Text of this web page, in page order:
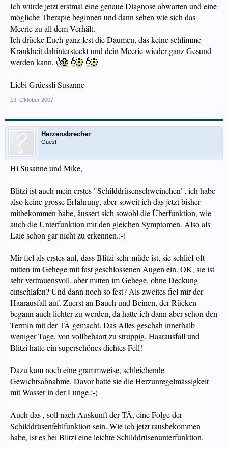
Ich würde jetzt erstmal eine genaue Diagnose abwarten und eine
mögliche Therapie beginnen und dann sehen wie sich das
Meerie zu all dem Verhält.
Ich drücke Euch ganz fest die Daumen, das keine schlimme
Krankheit dahintersteckt und dein Meerie wieder ganz Gesund
werden kann.
Liebi Grüessli Susanne
19. Oktober 2007
Herzensbrecher
Guest
Hi Susanne und Mike,
Blitzi ist auch mein erstes "Schilddrüsenschweinchen", ich habe
also keine grosse Erfahrung, aber soweit ich das jetzt bisher
mitbekommen habe, äussert sich sowohl die Überfunktion, wie
auch die Unterfunktion mit den gleichen Symptomen. Also als
Laie schon gar nicht zu erkennen.:-(
Mir fiel als erstes auf, dass Blitzi sehr müde ist, sie schlief oft
mitten im Gehege mit fast geschlossenen Augen ein. OK, sie ist
sehr vertrauensvoll, aber mitten im Gehege, ohne Deckung
einschlafen? Und dann noch so fest? Als zweites fiel mir der
Haarausfall auf. Zuerst an Bauch und Beinen, der Rücken
begann auch lichter zu werden, da hatte ich dann aber schon den
Termin mit der TÄ gemacht. Das Alles geschah innerhalb
weniger Tage, von vollbehaart zu struppig, Haarausfall und
Blitzi hatte ein superschönes dichtes Fell!
Dazu kam noch eine grammweise, schleichende
Gewichtsabnahme. Davor hatte sie die Herzunregelmässigkeit
mit Wasser in der Lunge.:-(
Auch das , soll nach Auskunft der TÄ, eine Folge der
Schilddrüsenfehlfunktion sein. Wie ich jetzt rausbekommen
habe, ist es bei Blitzi eine leichte Schilddrüsenunterfunktion.